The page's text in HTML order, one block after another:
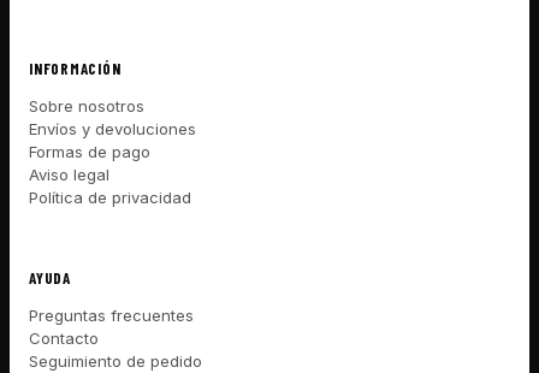
INFORMACIÓN
Sobre nosotros
Envíos y devoluciones
Formas de pago
Aviso legal
Política de privacidad
AYUDA
Preguntas frecuentes
Contacto
Seguimiento de pedido